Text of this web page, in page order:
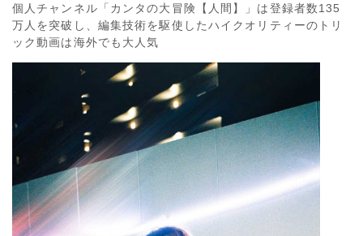
個⼈チャンネル「カンタの⼤冒険【⼈間】」は登録者数135
万⼈を突破し、編集技術を駆使したハイクオリティーのトリ
ック動画は海外でも⼤⼈気